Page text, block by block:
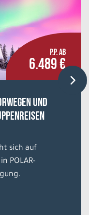
WC
P.P. AB 2.729 €
WC
P.P. AB
6.489 €
UND
sich auf
POLAR-